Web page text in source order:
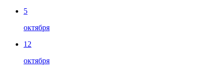
5
октября
12
октября